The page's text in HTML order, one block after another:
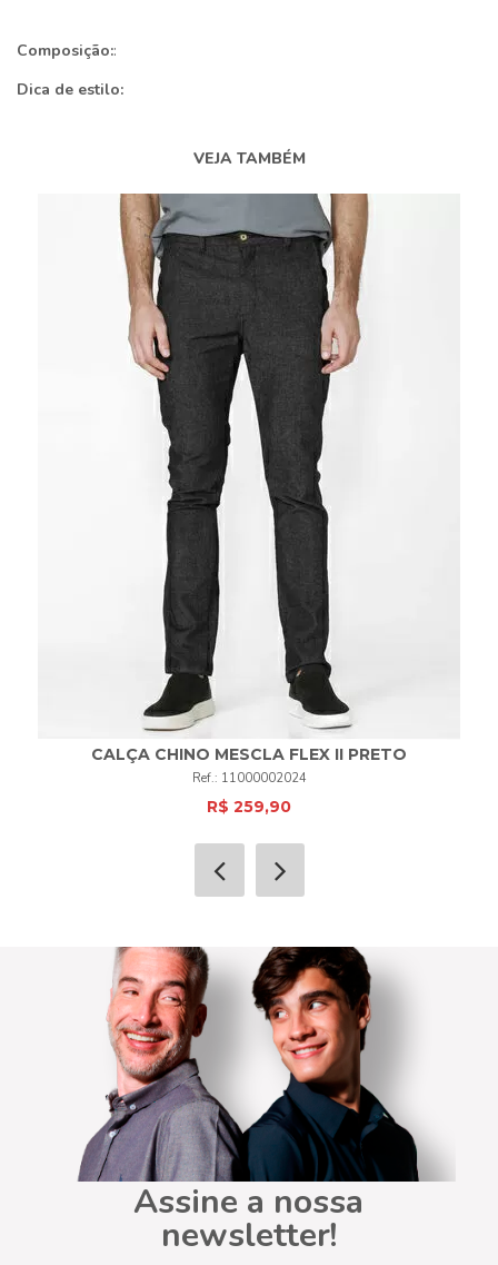
Composição::
Dica de estilo:
VEJA TAMBÉM
CALÇA CHINO MESCLA FLEX II PRETO
11000002024
R$ 259,90
Assine a nossa
newsletter!